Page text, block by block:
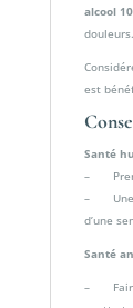
alcool
douleurs.
est
Santé
–
– Une
d’une
Santé
– Faire